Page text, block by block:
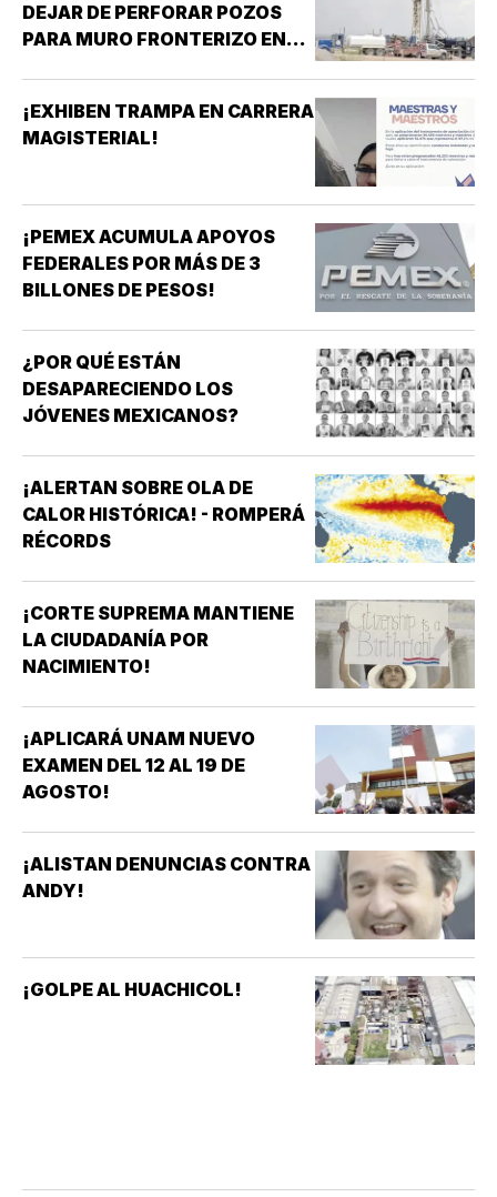
DEJAR DE PERFORAR POZOS
PARA MURO FRONTERIZO EN
¡EXHIBEN TRAMPA EN CARRERA
MAGISTERIAL!
¡PEMEX ACUMULA APOYOS
FEDERALES POR MÁS DE 3
BILLONES DE PESOS!
¿POR QUÉ ESTÁN
DESAPARECIENDO LOS
JÓVENES MEXICANOS?
¡ALERTAN SOBRE OLA DE
CALOR HISTÓRICA! - ROMPERÁ
RÉCORDS
¡CORTE SUPREMA MANTIENE
LA CIUDADANÍA POR
NACIMIENTO!
¡APLICARÁ UNAM NUEVO
EXAMEN DEL 12 AL 19 DE
AGOSTO!
¡ALISTAN DENUNCIAS CONTRA
ANDY!
¡GOLPE AL HUACHICOL!